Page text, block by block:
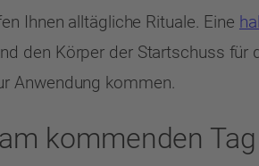
Ihnen alltägliche Rituale. Eine
den Körper der Startschuss für
Anwendung kommen.
kommenden